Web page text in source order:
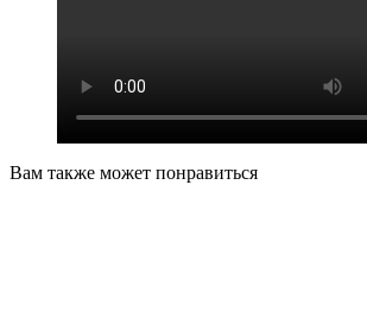
Вам также может понравиться